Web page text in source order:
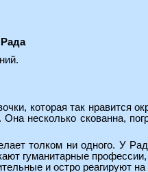
которая так нравится
несколько скованна,
толком ни одного. У
гуманитарные
и остро реагируют на